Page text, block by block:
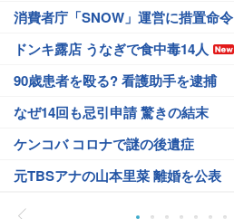
消費者庁「SNOW」運営に措置命令
ドンキ露店 うなぎで食中毒14人
90歳患者を殴る? 看護助手を逮捕
なぜ14回も忌引申請 驚きの結末
ケンコバ コロナで謎の後遺症
元TBSアナの山本里菜 離婚を公表